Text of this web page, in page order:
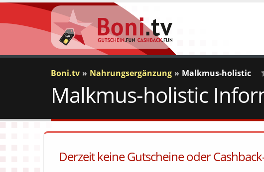
Boni.tv Nahrungsergänzung Malkmus-holistic
Malkmus-holistic
Derzeit keine Gutscheine oder